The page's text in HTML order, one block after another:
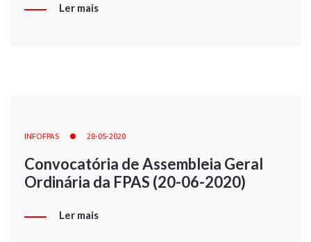
Ler mais
INFOFPAS 28-05-2020
Convocatória de Assembleia Geral
Ordinária da FPAS (20-06-2020)
Ler mais